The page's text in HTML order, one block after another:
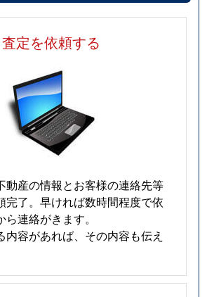
査定を依頼する
動産の情報とお客様の連絡先等
完了。早ければ数時間程度で依
連絡がきます。
内容があれば、その内容も伝え